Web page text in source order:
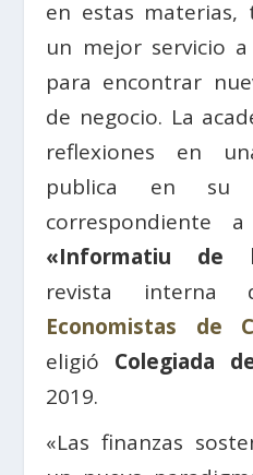
en estas
un mejor servicio
para encontrar
de negocio. La
reflexiones en
publica en su
correspondiente
«Informatiu de
revista interna
Economistas de
eligió Colegiada
2019.
«Las finanzas